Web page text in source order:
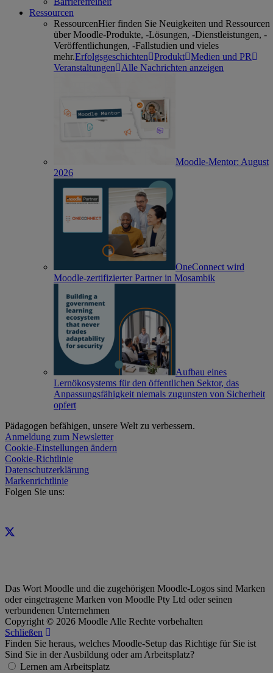
Ressourcen
RessourcenHier finden Sie Neuigkeiten und Ressourcen
über Moodle-Produkte, -Lösungen, -Dienstleistungen, -
Veröffentlichungen, -Fallstudien und vieles
mehr.Erfolgsgeschichten Produkt Medien und PR
Veranstaltungen Alle Nachrichten anzeigen
Moodle-Mentor: August
2026
OneConnect wird
Moodle-zertifizierter Partner in Mosambik
Aufbau eines
Lernökosystems für den öffentlichen Sektor, das
Anpassungsfähigkeit niemals zugunsten von Sicherheit
opfert
Pädagogen befähigen, unsere Welt zu verbessern.
Anmeldung zum Newsletter
Cookie-Einstellungen ändern
Cookie-Richtlinie
Datenschutzerklärung
Markenrichtlinie
Folgen Sie uns:
Das Wort Moodle und die zugehörigen Moodle-Logos sind Marken
oder eingetragene Marken von Moodle Pty Ltd oder seinen
verbundenen Unternehmen
Copyright © 2026 Moodle Alle Rechte vorbehalten
Schließen
Finden Sie heraus, welches Moodle-Setup das Richtige für Sie ist
Sind Sie in der Ausbildung oder am Arbeitsplatz?
Lernen am Arbeitsplatz